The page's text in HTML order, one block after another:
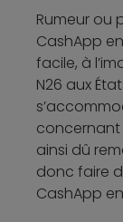
Rumeur ou
CashApp
facile, à
N26 aux
ainsi dû
donc faire
CashApp